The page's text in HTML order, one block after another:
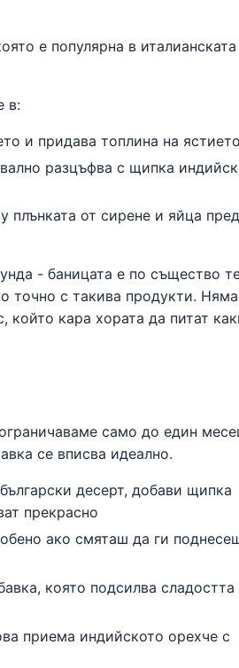
е популярна в
в:
и придава топлина на ястието
разцъфва с щипка
плънката от сирене и яйца
- баницата е по същество
точно с такива продукти.
кара хората да питат
само до един
се вписва идеално.
десерт, добави щипка
прекрасно
ако смяташ да ги
която подсилва сладостта
приема индийското орехче с